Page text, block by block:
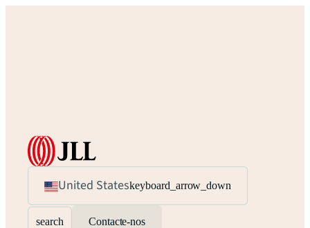
United Stateskeyboard_arrow_down
search Contacte-nos